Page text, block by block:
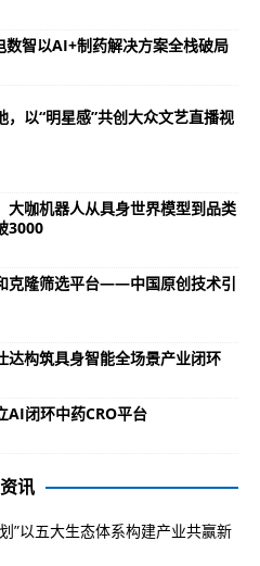
数智以AI+制药解决方案全栈破局
以“明星感”共创大众文艺直播视
大咖机器人从具身世界模型到品类
3000
克隆筛选平台——中国原创技术引
达构筑具身智能全场景产业闭环
AI闭环中药CRO平台
资讯
”以五大生态体系构建产业共赢新